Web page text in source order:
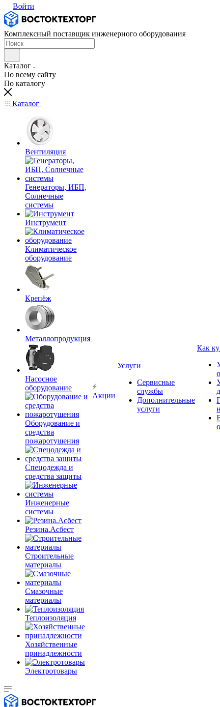
Войти
Комплексный поставщик инженерного оборудования
Каталог
По всему сайту
По каталогу
Каталог
Вентиляция
Генераторы, ИБП,
Солнечные
системы
Инструмент
Климатическое
оборудование
Крепёж
Металлопродукция
Насосное
оборудование
Оборудование и
средства
пожаротушения
Спецодежда и
средства защиты
Инженерные
системы
Резина.Асбест
Строительные
материалы
Смазочные
материалы
Теплоизоляция
Хозяйственные
принадлежности
Электротовары
Акции
Услуги
Сервисные
службы
Дополнительные
услуги
Как